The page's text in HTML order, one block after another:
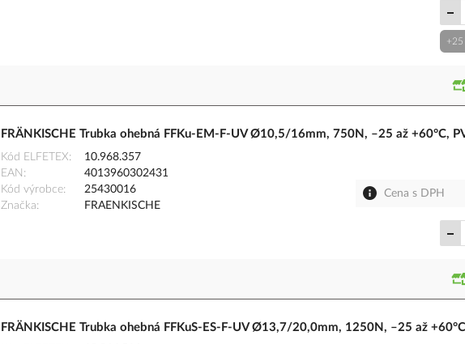
+25
FRÄNKISCHE Trubka ohebná FFKu-EM-F-UV Ø10,5/16mm, 750N, –25 až +60°C,
Kód ELFETEX
10.968.357
EAN
4013960302431
Kód výrobce
25430016
Značka
FRAENKISCHE
Cena s DPH
FRÄNKISCHE Trubka ohebná FFKuS-ES-F-UV Ø13,7/20,0mm, 1250N, –25 až